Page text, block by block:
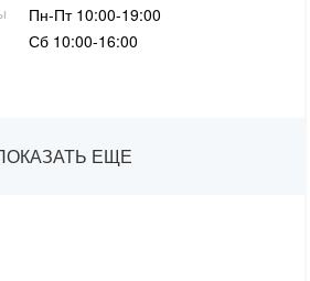
Пн-Пт 10:00-19:00
Сб 10:00-16:00
ЕЩЕ